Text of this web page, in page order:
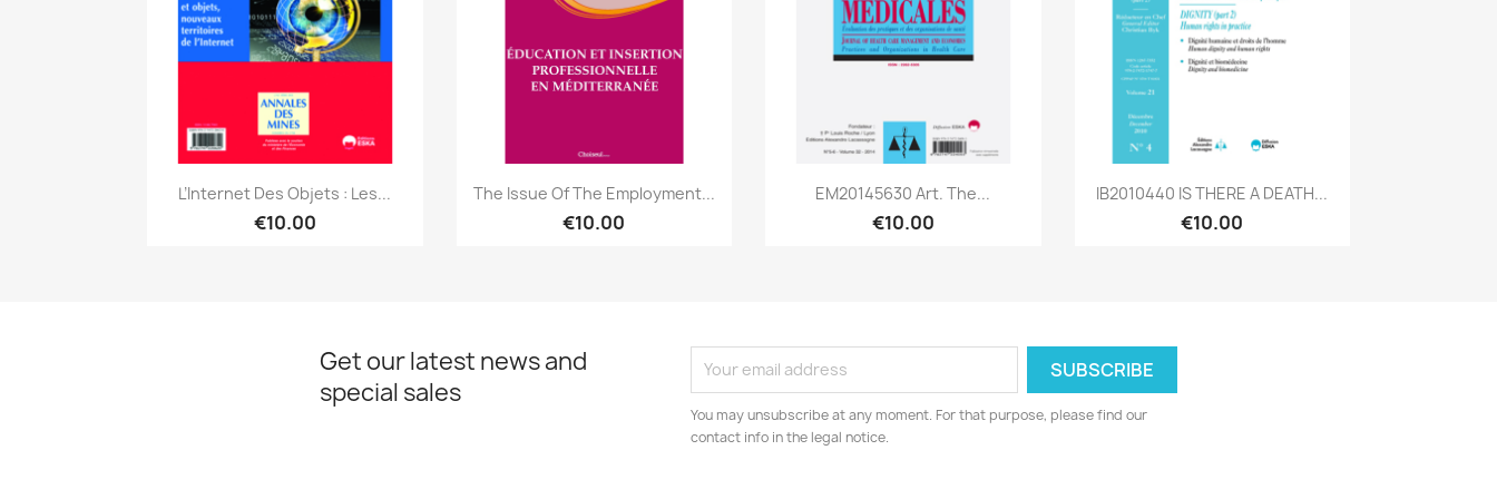
Quick view
L’Internet Des Objets : Les...
€10.00
Quick view
The Issue Of The Employment...
€10.00
Quick view
EM20145630 Art. The...
€10.00
 Quick view
IB2010440 IS THERE A DEATH...
€10.00
Get our latest news and
special sales
You may unsubscribe at any moment. For that purpose, please find our
contact info in the legal notice.